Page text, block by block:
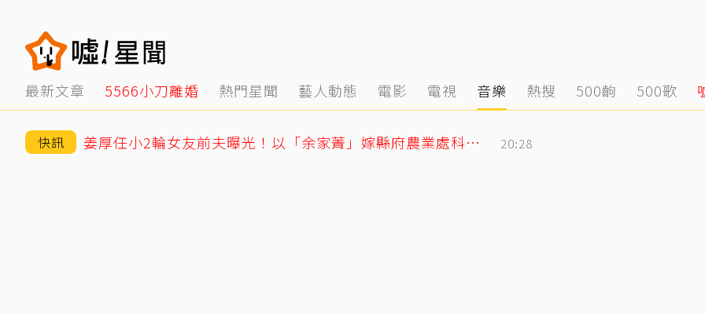
最新文章 5566小刀離婚 熱門星聞 藝人動態 電影 電視 音樂 熱搜 500齣 500歌
快訊 姜厚任小2輪女友前夫曝光！以「余家菁」嫁縣府農業處科長 交往3月閃婚 20:28